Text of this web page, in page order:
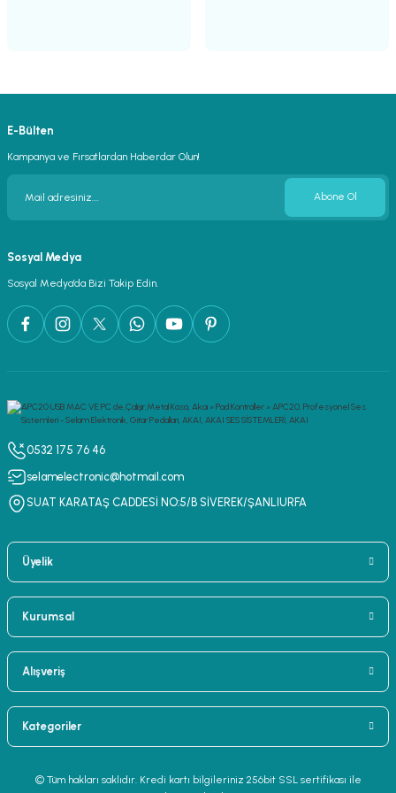
E-Bülten
Kampanya ve Fırsatlardan Haberdar Olun!
Abone Ol
Sosyal Medya
Sosyal Medya’da Bizi Takip Edin.
0532 175 76 46
selamelectronic@hotmail.com
SUAT KARATAŞ CADDESİ NO:5/B SİVEREK/ŞANLIURFA
Üyelik
Kurumsal
Alışveriş
Kategoriler
© Tüm hakları saklıdır. Kredi kartı bilgileriniz 256bit SSL sertifikası ile